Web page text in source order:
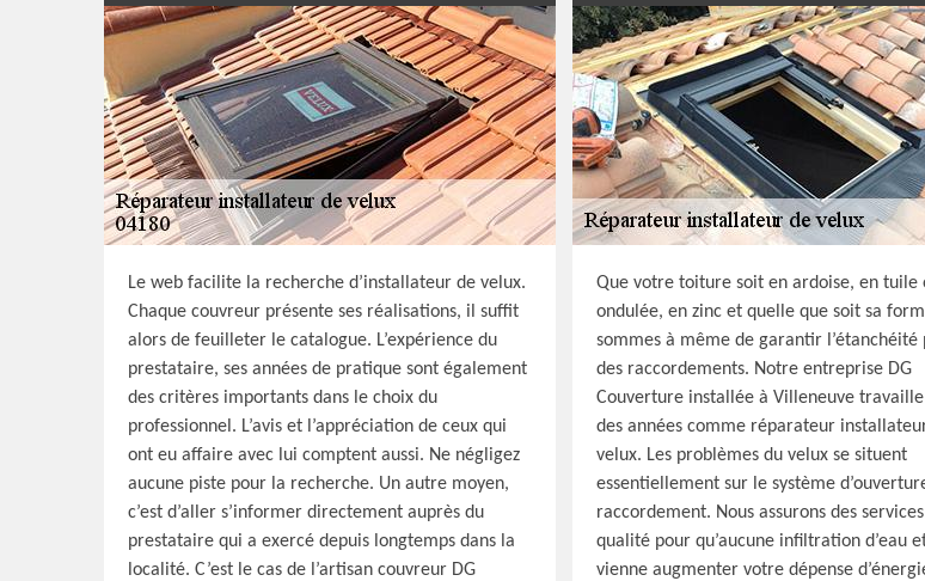
Le web facilite la recherche d’installateur de velux.
Chaque couvreur présente ses réalisations, il suffit
alors de feuilleter le catalogue. L’expérience du
prestataire, ses années de pratique sont également
des critères importants dans le choix du
professionnel. L’avis et l’appréciation de ceux qui
ont eu affaire avec lui comptent aussi. Ne négligez
aucune piste pour la recherche. Un autre moyen,
c’est d’aller s’informer directement auprès du
prestataire qui a exercé depuis longtemps dans la
localité. C’est le cas de l’artisan couvreur DG
Que votre toiture soit en ardoise, en tuile
ondulée, en zinc et quelle que soit sa
sommes à même de garantir
des raccordements. Notre entreprise DG
Couverture installée à Villeneuve
des années comme réparateur
velux. Les problèmes du velux se situent
essentiellement sur le système
raccordement. Nous assurons des
qualité pour qu’aucune infiltration d’eau
vienne augmenter votre dépense